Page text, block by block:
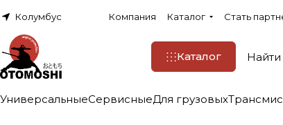
Колумбус Компания Каталог Стать
Каталог
УниверсальныеСервисныеДля грузовых